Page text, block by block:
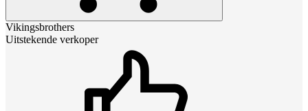
Vikingsbrothers
Uitstekende verkoper